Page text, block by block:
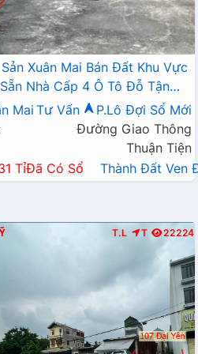
Xuân Mai Bán Đất Khu Vực
Nhà Cấp 4 Ô Tô Đỗ Tận
QL6A
MaiTư Vấn
P.Lô Đợi Sổ Mới
Đường Giao Thông
Thuận Tiện
TỉĐã Có Sổ Thành Đất Ven
T.L T 22224